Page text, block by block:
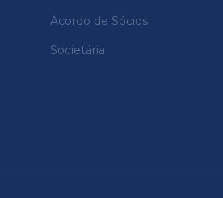
Acordo de Sócios
Societária